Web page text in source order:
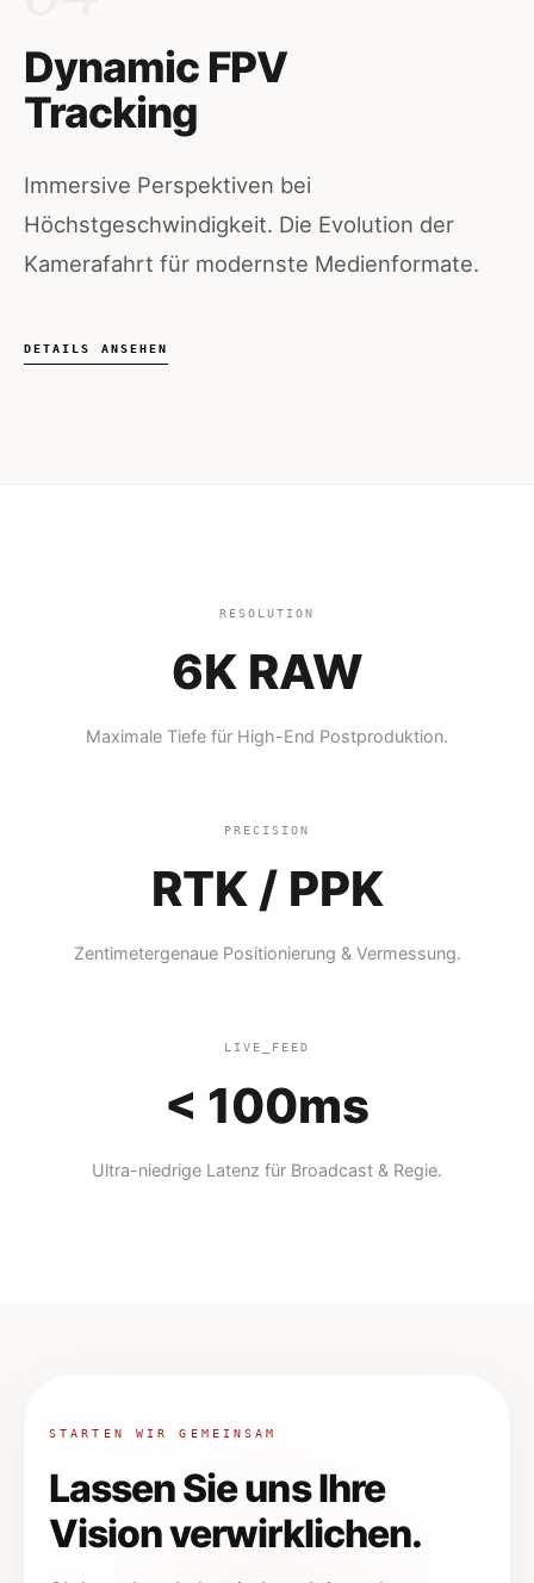
Dynamic FPV
Tracking
Immersive Perspektiven bei
Höchstgeschwindigkeit. Die Evolution der
Kamerafahrt für modernste Medienformate.
DETAILS ANSEHEN
RESOLUTION
6K RAW
Maximale Tiefe für High-End Postproduktion.
PRECISION
RTK / PPK
Zentimetergenaue Positionierung & Vermessung.
LIVE_FEED
< 100ms
Ultra-niedrige Latenz für Broadcast & Regie.
STARTEN WIR GEMEINSAM
Lassen Sie uns Ihre
Vision verwirklichen.